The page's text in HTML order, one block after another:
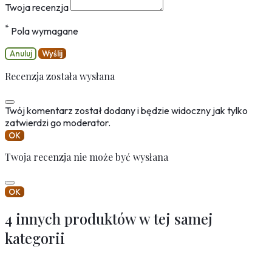
Twoja recenzja
* Pola wymagane
Anuluj Wyślij
Recenzja została wysłana
Twój komentarz został dodany i będzie widoczny jak tylko
zatwierdzi go moderator.
OK
Twoja recenzja nie może być wysłana
OK
4 innych produktów w tej samej
kategorii